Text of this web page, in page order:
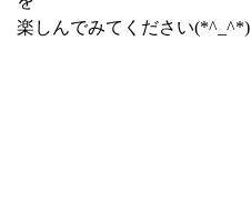
楽しんでみてください(*^_^*)